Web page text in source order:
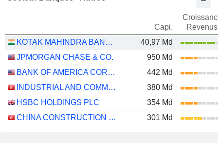
Capi.
Revenus
KOTAK MAHINDRA BANK LIMITED
40,97 Md
JPMORGAN CHASE & CO.
950 Md
BANK OF AMERICA CORPORATION
442 Md
INDUSTRIAL AND COMMERCIAL BANK OF CHINA LIMITED
380 Md
HSBC HOLDINGS PLC
354 Md
CHINA CONSTRUCTION BANK CORPORATION
301 Md